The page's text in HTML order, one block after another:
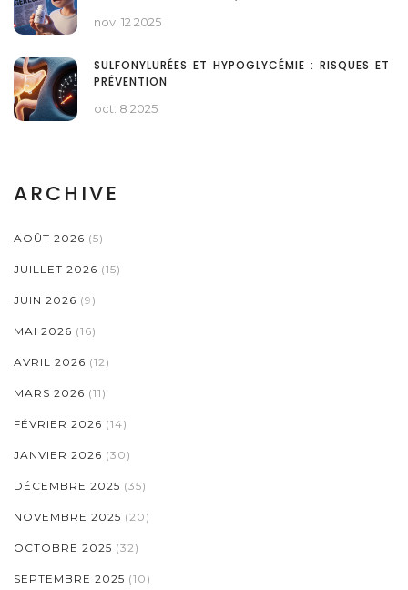
PATIENTS
nov. 12 2025
SULFONYLURÉES ET HYPOGLYCÉMIE : RISQUES ET
PRÉVENTION
oct. 8 2025
ARCHIVE
AOÛT 2026 (5)
JUILLET 2026 (15)
JUIN 2026 (9)
MAI 2026 (16)
AVRIL 2026 (12)
MARS 2026 (11)
FÉVRIER 2026 (14)
JANVIER 2026 (30)
DÉCEMBRE 2025 (35)
NOVEMBRE 2025 (20)
OCTOBRE 2025 (32)
SEPTEMBRE 2025 (10)